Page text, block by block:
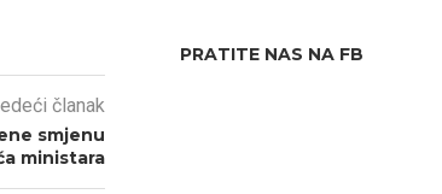
članak
smjenu
ministara
PRATITE NAS NA FB